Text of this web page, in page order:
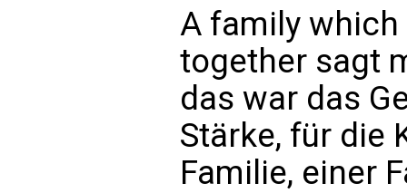
A family
together sagt
das war das
Stärke, für die
Familie, einer